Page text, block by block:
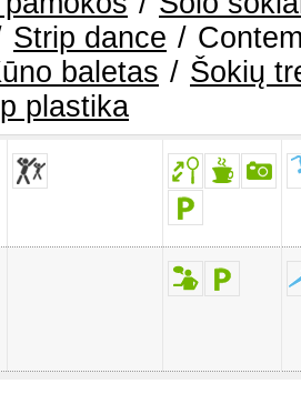
Strip dance /
baletas / Šokių
plastika